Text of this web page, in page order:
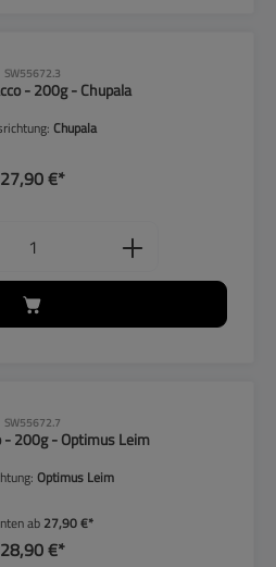
SW55672.3
- 200g - Chupala
Chupala
27,90 €*
Gib den
SW55672.7
- 200g - Optimus Leim
Optimus Leim
ab 27,90 €*
28,90 €*